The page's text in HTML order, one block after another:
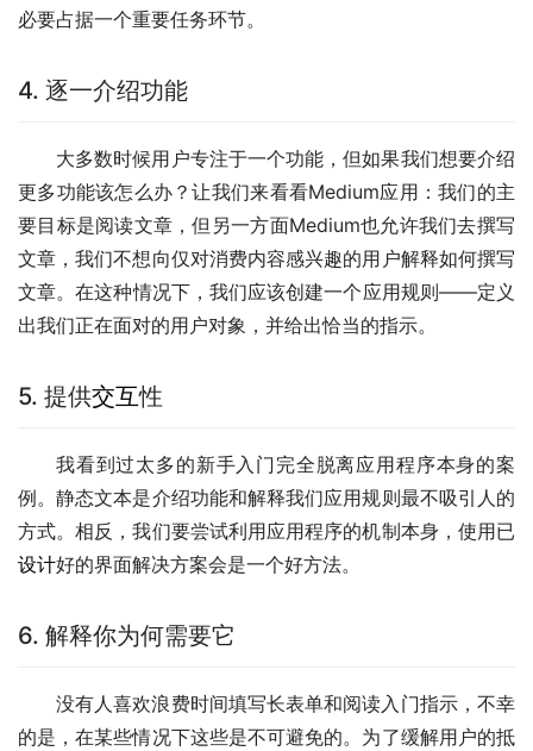
必要占据一个重要任务环节。
4. 逐一介绍功能
大多数时候用户专注于一个功能，但如果我们想要介绍
更多功能该怎么办？让我们来看看Medium应用：我们的主
要目标是阅读文章，但另一方面Medium也允许我们去撰写
文章，我们不想向仅对消费内容感兴趣的用户解释如何撰写
文章。在这种情况下，我们应该创建一个应用规则——定义
出我们正在面对的用户对象，并给出恰当的指示。
5. 提供交互性
我看到过太多的新手入门完全脱离应用程序本身的案
例。静态文本是介绍功能和解释我们应用规则最不吸引人的
方式。相反，我们要尝试利用应用程序的机制本身，使用已
设计好的界面解决方案会是一个好方法。
6. 解释你为何需要它
没有人喜欢浪费时间填写长表单和阅读入门指示，不幸
的是，在某些情况下这些是不可避免的。为了缓解用户的抵